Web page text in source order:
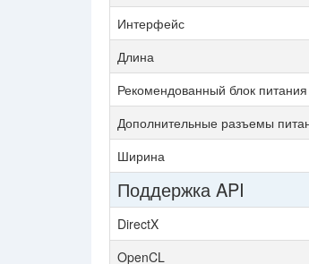
Интерфейс
Длина
Рекомендованный блок питания
Дополнительные разъемы
Ширина
Поддержка API
DirectX
OpenCL